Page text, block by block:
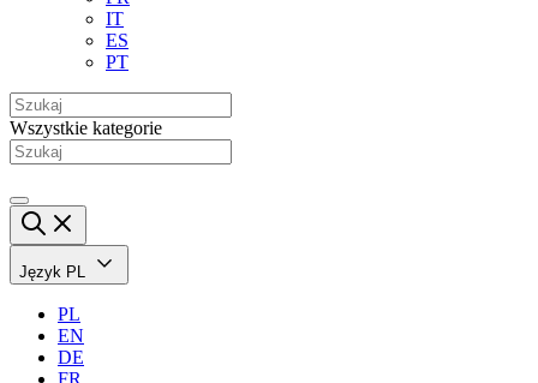
IT
ES
PT
Wszystkie kategorie
Język PL
PL
EN
DE
FR